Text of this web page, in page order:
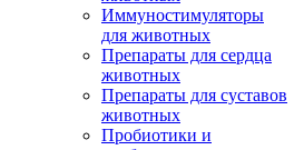
Иммуностимуляторы
для животных
Препараты для сердца
животных
Препараты для суставов
животных
Пробиотики и